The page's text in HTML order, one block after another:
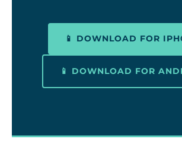
📱 DOWNLOAD FOR
📱 DOWNLOAD FOR